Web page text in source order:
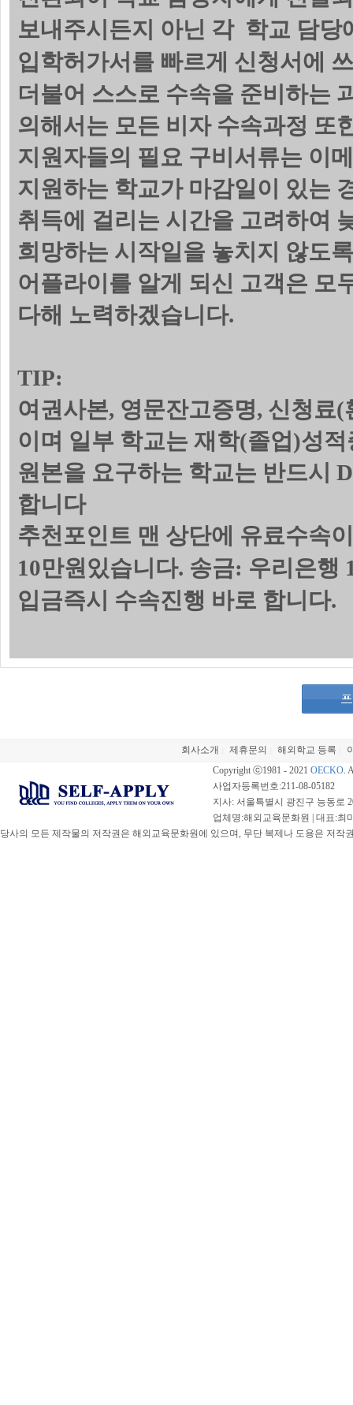
보내주시든지 아닌 각 학교 담당
입학허가서를 빠르게 신청서에
더불어 스스로 수속을 준비하는
의해서는 모든 비자 수속과정 또
지원자들의 필요 구비서류는 이
지원하는 학교가 마감일이 있는
취득에 걸리는 시간을 고려하여
희망하는 시작일을 놓치지 않도
어플라이를 알게 되신 고객은 모
다해 노력하겠습니다.
TIP:
여권사본, 영문잔고증명, 신청료(
이며 일부 학교는 재학(졸업)성
원본을 요구하는 학교는 반드시
합니다
추천포인트 맨 상단에 유료수속
10만원있습니다. 송금: 우리은행
입금즉시 수속진행 바로 합니다.
회사소개 제휴문의 해외학교 등록
Copyright ⓒ1981 - 2021 OECKO.
사업자등록번호:211-08-05182
지사: 서울특별시 광진구 능동로
업체명:해외교육문화원 | 대표:최
당사의 모든 제작물의 저작권은 해외교육문화원에 있으며, 무단 복제나 도용은 저